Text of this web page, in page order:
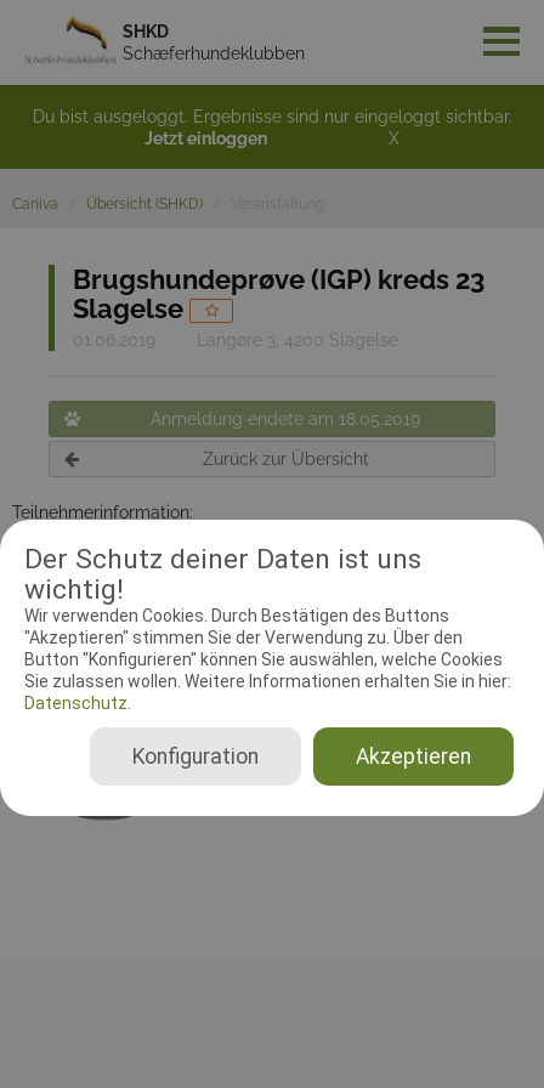
Der Schutz deiner Daten ist uns
wichtig!
Wir verwenden Cookies. Durch Bestätigen des Buttons
"Akzeptieren" stimmen Sie der Verwendung zu. Über den
Button "Konfigurieren" können Sie auswählen, welche Cookies
Sie zulassen wollen. Weitere Informationen erhalten Sie in hier:
Datenschutz.
Akzeptieren
Konfiguration
SHKD
Schæferhundeklubben
Du bist ausgeloggt. Ergebnisse sind nur eingeloggt sichtbar.
Jetzt einloggen
X
Caniva Übersicht (SHKD)
Brugshundeprøve (IGP) kreds 23
Slagelse
01.06.2019 Langøre 3, 4200 Slagelse
Anmeldung endete am 18.05.2019
Zurück zur Übersicht
Teilnehmerinformation:
begynderprøver 200kr. FP/BH - IGP - IFH 225 kr.
RICHTER UND HELFER
Henrik Hjort